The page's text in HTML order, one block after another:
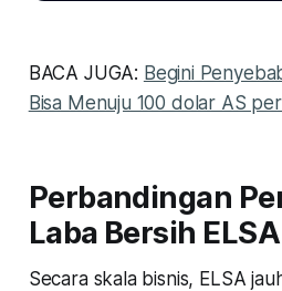
BACA JUGA: Begini
Bisa Menuju 100 dolar AS
Perbandingan
Laba Bersih
Secara skala bisnis, ELSA